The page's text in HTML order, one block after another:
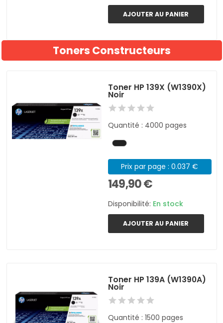
AJOUTER AU PANIER
Toners Constructeurs
Toner HP 139X (W1390X)
Noir
Quantité : 4000 pages
Prix par page : 0.037 €
149,90 €
Disponibilité: En stock
AJOUTER AU PANIER
Toner HP 139A (W1390A)
Noir
Quantité : 1500 pages